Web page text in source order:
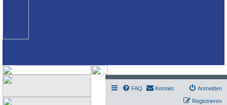
FAQ Kontakt Anmelden
Registrieren